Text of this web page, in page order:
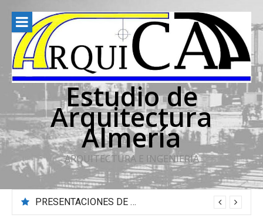
contenido
Estudio de
Arquitectura
Almería
ARQUITECTURA E INGENIERIA
PRESENTACIONES DE REFORMAS EN INMUEBLES